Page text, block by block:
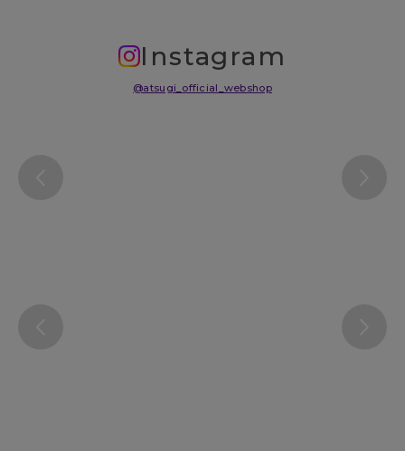
Instagram
@atsugi_official_webshop